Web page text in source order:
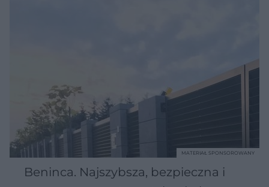
Beninca. Najszybsza, bezpieczna i
MATERIAŁ SPONSOROWANY